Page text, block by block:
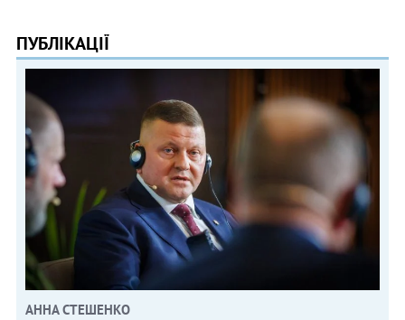
ПУБЛІКАЦІЇ
АННА СТЕШЕНКО